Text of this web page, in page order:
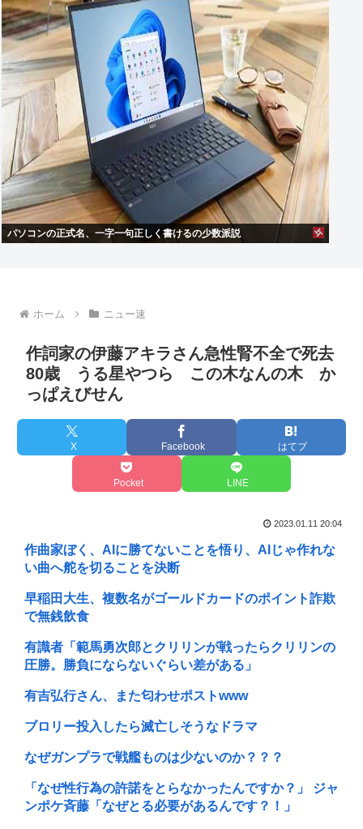
パソコンの正式名、一字一句正しく書けるの少数派説
ホーム ニュー速
作詞家の伊藤アキラさん急性腎不全で死去
80歳 うる星やつら この木なんの木 か
っぱえびせん
X Facebook はてブ
Pocket LINE
2023.01.11 20:04
作曲家ぼく、AIに勝てないことを悟り、AIじゃ作れな
い曲へ舵を切ることを決断
早稲田大生、複数名がゴールドカードのポイント詐欺
で無銭飲食
有識者「範馬勇次郎とクリリンが戦ったらクリリンの
圧勝。勝負にならないぐらい差がある」
有吉弘行さん、また匂わせポストwww
ブロリー投入したら滅亡しそうなドラマ
なぜガンプラで戦艦ものは少ないのか？？？
「なぜ性行為の許諾をとらなかったんですか？」 ジャ
ンポケ斉藤「なぜとる必要があるんです？！」